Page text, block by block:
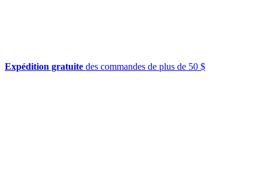
Expédition gratuite des commandes de plus de 50 $